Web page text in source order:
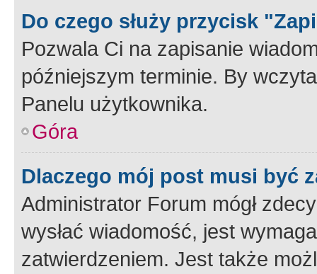
Do czego służy przycisk
Pozwala Ci na zapisanie
późniejszym terminie. By
Panelu użytkownika.
Góra
Dlaczego mój post musi być
Administrator Forum mógł
wysłać wiadomość, jest
zatwierdzeniem. Jest także